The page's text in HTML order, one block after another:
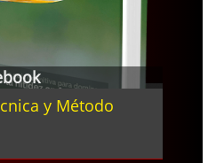
y Método